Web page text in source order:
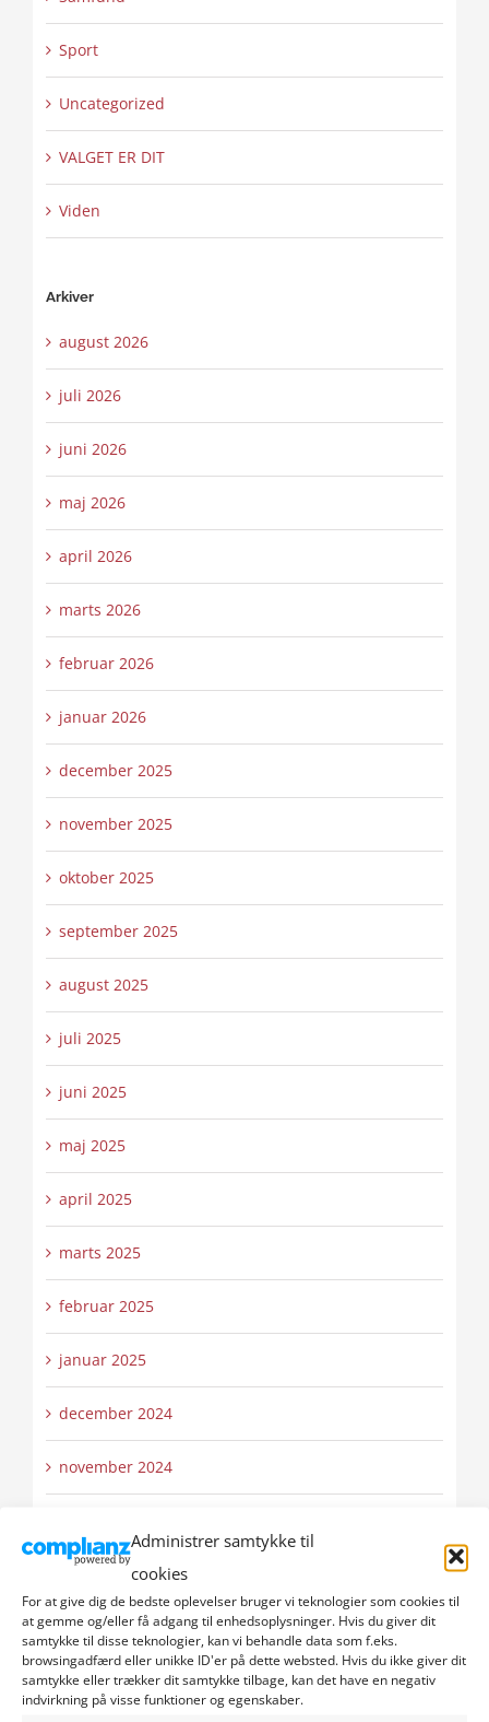
Administrer samtykke til
cookies
For at give dig de bedste oplevelser bruger vi teknologier som cookies til
at gemme og/eller få adgang til enhedsoplysninger. Hvis du giver dit
samtykke til disse teknologier, kan vi behandle data som f.eks.
browsingadfærd eller unikke ID'er på dette websted. Hvis du ikke giver dit
samtykke eller trækker dit samtykke tilbage, kan det have en negativ
indvirkning på visse funktioner og egenskaber.
Sport
Uncategorized
VALGET ER DIT
Viden
Arkiver
august 2026
juli 2026
juni 2026
maj 2026
april 2026
marts 2026
februar 2026
januar 2026
december 2025
november 2025
oktober 2025
september 2025
august 2025
juli 2025
juni 2025
maj 2025
april 2025
marts 2025
februar 2025
januar 2025
december 2024
november 2024
september 2024
august 2024
juli 2024